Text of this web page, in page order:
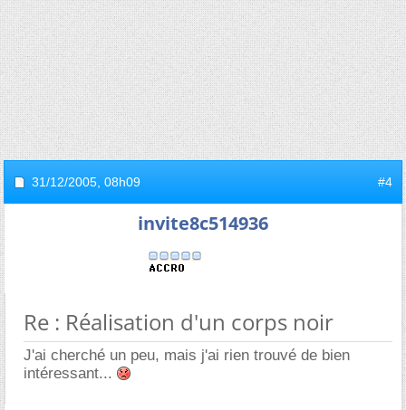
31/12/2005, 08h09 #4
invite8c514936
Re : Réalisation d'un corps noir
J'ai cherché un peu, mais j'ai rien trouvé de bien
intéressant...